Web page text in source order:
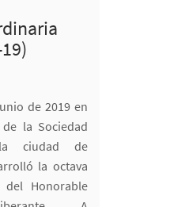
de 2019 en
la Sociedad
ciudad de
la octava
Honorable